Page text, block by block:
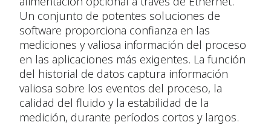
Un conjunto de potentes soluciones de
software proporciona confianza en las
mediciones y valiosa información del proceso
en las aplicaciones más exigentes. La función
del historial de datos captura información
valiosa sobre los eventos del proceso, la
calidad del fluido y la estabilidad de la
medición, durante períodos cortos y largos.